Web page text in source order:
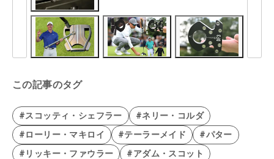
この記事のタグ
#スコッティ・シェフラー
#ネリー・コルダ
#ローリー・マキロイ
#テーラーメイド
#パター
#リッキー・ファウラー
#アダム・スコット